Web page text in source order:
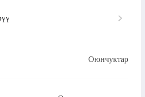
Оюнчуктар